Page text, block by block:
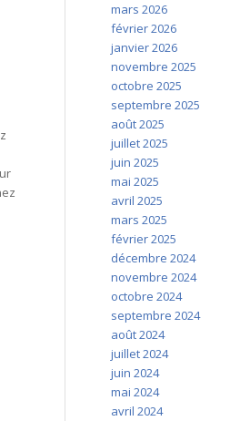
mars 2026
février 2026
janvier 2026
novembre 2025
octobre 2025
septembre 2025
août 2025
juillet 2025
juin 2025
mai 2025
avril 2025
mars 2025
février 2025
décembre 2024
novembre 2024
octobre 2024
septembre 2024
août 2024
juillet 2024
juin 2024
mai 2024
avril 2024